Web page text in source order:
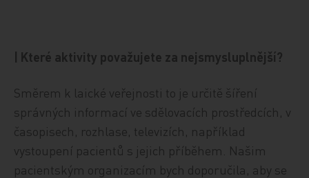
| Které aktivity považujete za nejsmysluplnější?
Směrem k laické veřejnosti to je určitě šíření
správných informací ve sdělovacích prostředcích, v
časopisech, rozhlase, televizích, například
vystoupení pacientů s jejich příběhem. Našim
pacientským organizacím bych doporučila, aby se